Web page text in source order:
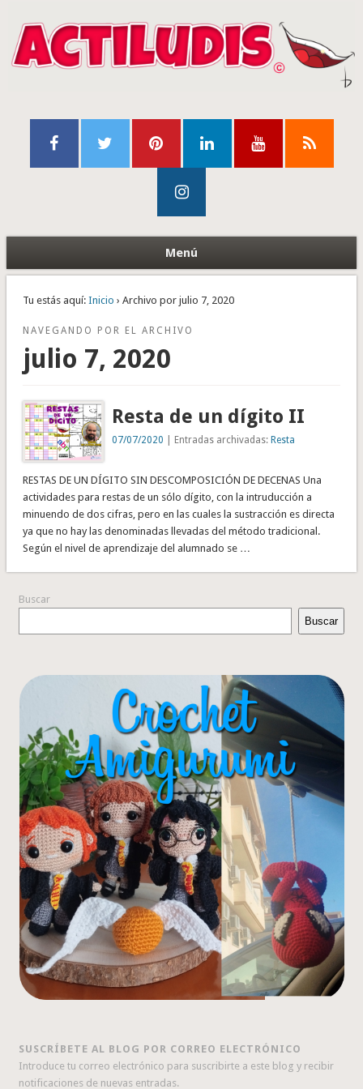
Menú
Tu estás aquí: Inicio › Archivo por julio 7, 2020
NAVEGANDO POR EL ARCHIVO
julio 7, 2020
Resta de un dígito II
07/07/2020 | Entradas archivadas:Resta
RESTAS DE UN DÍGITO SIN DESCOMPOSICIÓN DE DECENAS Una
actividades para restas de un sólo dígito, con la intruducción a
minuendo de dos cifras, pero en las cuales la sustracción es directa
ya que no hay las denominadas llevadas del método tradicional.
Según el nivel de aprendizaje del alumnado se …
Buscar
Buscar
SUSCRÍBETE AL BLOG POR CORREO ELECTRÓNICO
Introduce tu correo electrónico para suscribirte a este blog y recibir
notificaciones de nuevas entradas.